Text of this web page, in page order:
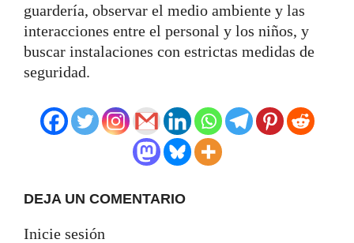
guardería, observar el medio ambiente y las
interacciones entre el personal y los niños, y
buscar instalaciones con estrictas medidas de
seguridad.
DEJA UN COMENTARIO
Inicie sesión